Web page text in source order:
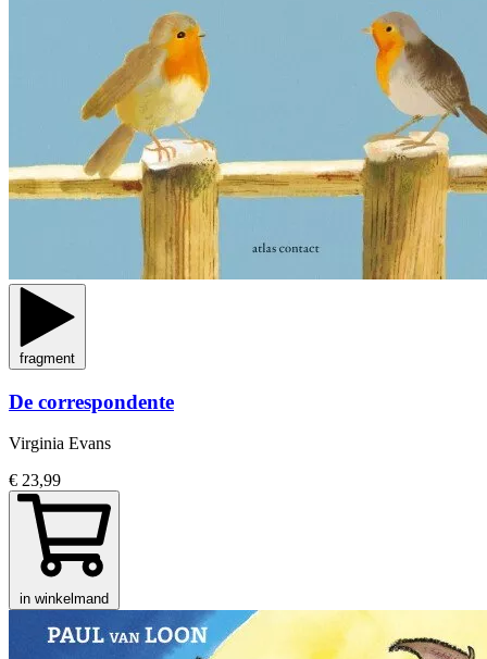
fragment
De correspondente
Virginia Evans
€ 23,99
in winkelmand